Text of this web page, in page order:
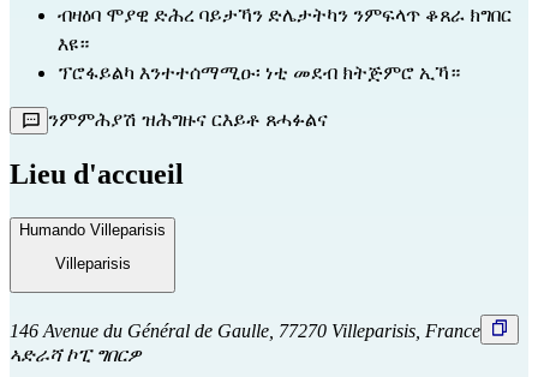
ብዛዕባ ሞያዊ ድሕረ ባይታኻን ድሌታትካን ንምፍላጥ ቆጸራ ክግበር
እዩ።
ፕሮፋይልካ እንተተሰማሚዑ፡ ነቲ መደብ ክትጅምሮ ኢኻ።
ንምምሕያሽ ዝሕግዙና ርእይቶ ጸሓፉልና
Lieu d'accueil
Humando Villeparisis
Villeparisis
146 Avenue du Général de Gaulle, 77270 Villeparisis, France
ኣድራሻ ኮፒ ግበርዎ